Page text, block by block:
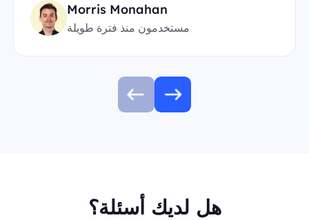
Morris Monahan
مستخدمون منذ فترة طويلة
هل لديك أسئلة؟